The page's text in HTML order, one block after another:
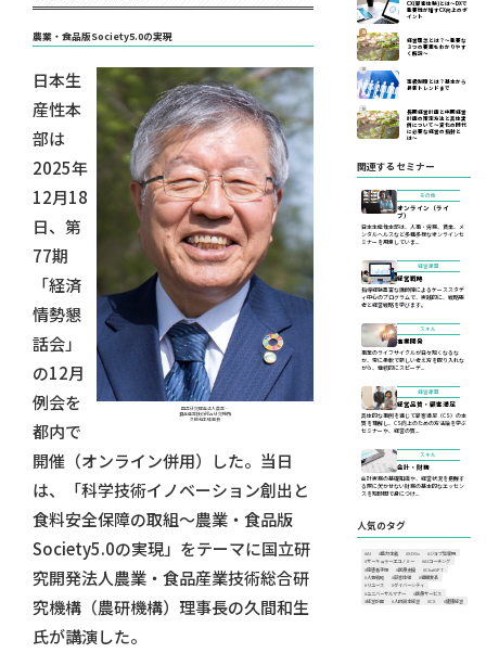
農業・食品版Society5.0の実現
国立研究開発法人農業・
食品産業技術総合研究機構
久間和生理事長
日本生
産性本
部は
2025年
12月18
日、第
77期
「経済
情勢懇
話会」
の12月
例会を
都内で
開催（オンライン併用）した。当日
は、「科学技術イノベーション創出と
食料安全保障の取組～農業・食品版
Society5.0の実現」をテーマに国立研
究開発法人農業・食品産業技術総合研
究機構（農研機構）理事長の久間和生
氏が講演した。
CX(顧客体験)とは～DXで
重要性が増すCX向上のポ
イント
03
経営理念とは？～重要な
３つの要素をわかりやす
く解説～
等級制度とは？基本から
最新トレンドまで
05
長期経営計画と中期経営
計画の策定方法と具体実
例について〜変化の時代
に必要な経営の指針と
は〜
関連するセミナー
その他
オンライン（ライ
ブ）
日本生産性本部は、人事・労務、賃金、メ
ンタルヘルスなど多種多様なオンラインセ
ミナーを用意していま...
経営課題
経営戦略
指導経験豊富な講師陣によるケーススタデ
ィ中心のプログラムで、実践的に、戦略思
考と経営戦略を学びます。
スキル
事業開発
事業のライフサイクルが日々短くなるな
か、常に柔軟で新しい考え方を取り入れな
がら、継続的にスピーデ...
経営課題
経営品質・顧客満足
具体的な事例を通じて顧客満足（CS）の本
質を理解し、CS向上のための方法論を学ぶ
セミナーや、経営の質...
スキル
会計・財務
会計実務の基礎知識や、経営状況を把握す
る際に欠かせない財務の基本的なエッセン
スを短時間で身につけ...
人気のタグ
#AI #能力主義 #SDGs
#ジョブ型雇用
#サーキュラーエコノミー
#AIコーチング
#障害者手帳
#医療支援
#ChatGPT
#人事戦略
#顧客体験
#組織変革
#リユース
#ダイバーシティ
#ユニバーサルマナー
#医療サービス
#経営計画
#人的資本経営 #CX #健康経営